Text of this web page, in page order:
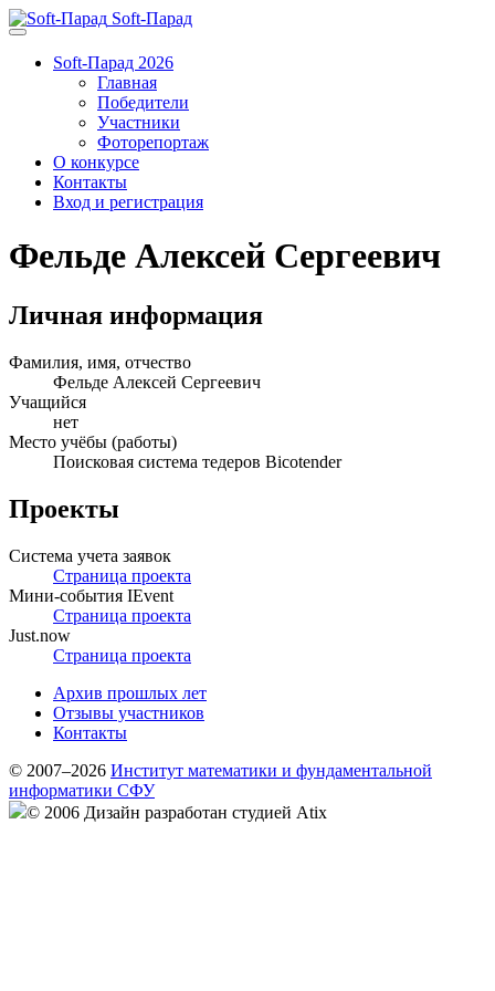
Soft-Парад
Soft-Парад 2026
Главная
Победители
Участники
Фоторепортаж
О конкурсе
Контакты
Вход и регистрация
Фельде Алексей Сергеевич
Личная информация
Фамилия, имя, отчество
Фельде Алексей Сергеевич
Учащийся
нет
Место учёбы (работы)
Поисковая система тедеров Bicotender
Проекты
Система учета заявок
Страница проекта
Мини-события IEvent
Страница проекта
Just.now
Страница проекта
Архив прошлых лет
Отзывы участников
Контакты
© 2007–2026 Институт математики и фундаментальной
информатики СФУ
© 2006 Дизайн разработан студией Atix